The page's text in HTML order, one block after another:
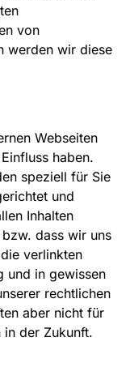
von
werden wir diese
Webseiten
haben.
speziell für Sie
und
Inhalten
dass wir uns
verlinkten
und in gewissen
rechtlichen
aber nicht für
in der Zukunft.